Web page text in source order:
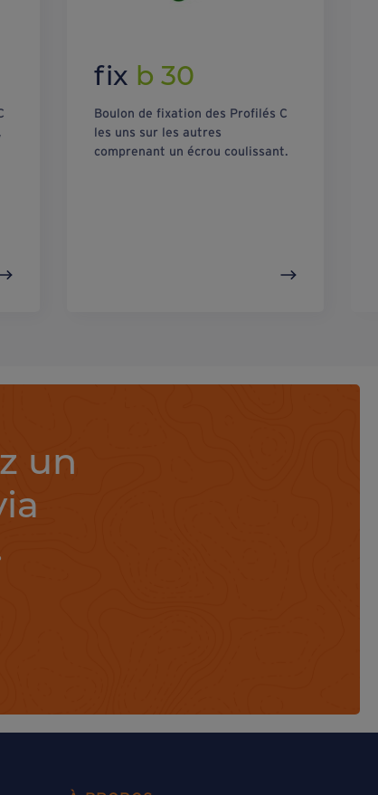
fix b 30
Boulon de fixation des Profilés C
les uns sur les autres
comprenant un écrou coulissant.
un